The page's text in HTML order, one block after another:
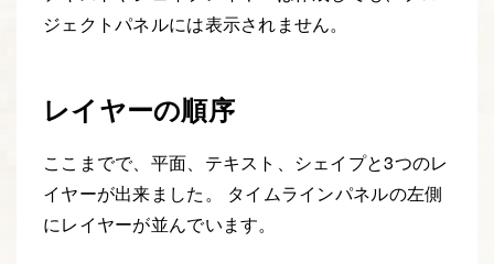
ジェクトパネルには表示されません。
レイヤーの順序
ここまでで、平面、テキスト、シェイプと3つのレ
イヤーが出来ました。 タイムラインパネルの左側
にレイヤーが並んでいます。